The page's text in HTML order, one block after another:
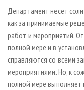
Департамент несет
как за принимаемые
работ и мероприятий.
полной мере и в
справляются со всеми
мероприятиями. Но, к
полной мере выполняет